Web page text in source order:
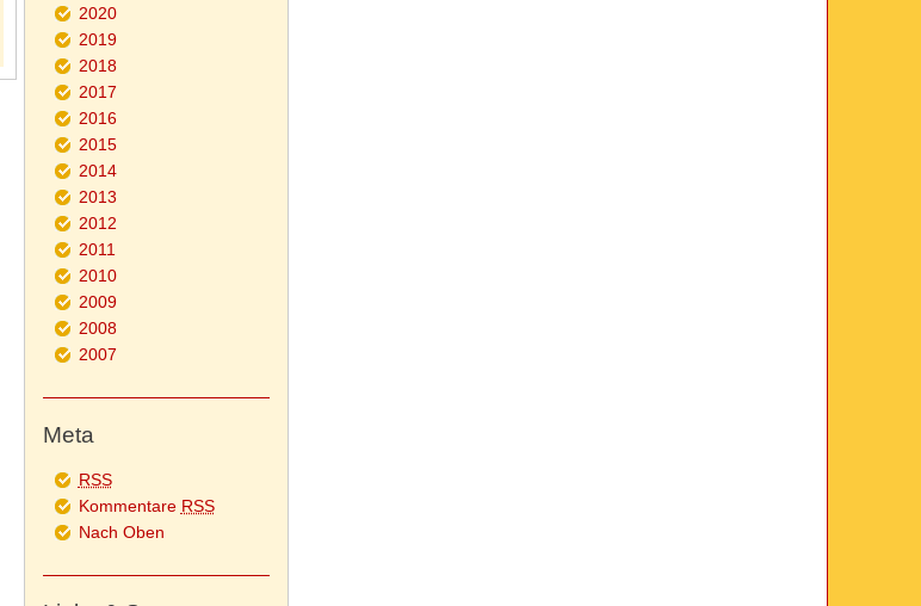
2020
2019
2018
2017
2016
2015
2014
2013
2012
2011
2010
2009
2008
2007
Meta
RSS
Kommentare RSS
Nach Oben